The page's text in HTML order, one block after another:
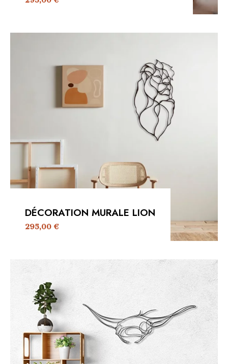
DÉCORATION MURALE LION
295,00€